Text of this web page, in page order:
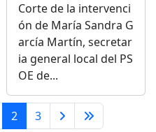
Corte de la intervenci
ón de María Sandra G
arcía Martín, secretar
ia general local del PS
OE de...
2 3